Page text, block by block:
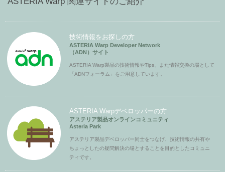
技術情報をお探しの方
ASTERIA Warp Developer Network
（ADN）サイト
ASTERIA Warp製品の技術情報やTips、また情報交換の場として
「ADNフォーラム」をご用意しています。
ASTERIA Warpデベロッパーの方
アステリア製品オンラインコミュニティ
Asteria Park
アステリア製品デベロッパー同士をつなげ、技術情報の共有や
ちょっとしたの疑問解決の場とすることを目的としたコミュニ
ティです。